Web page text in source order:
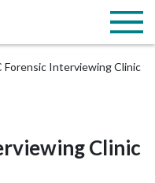
Menu
Forensic Interviewing Clinic
Clinic